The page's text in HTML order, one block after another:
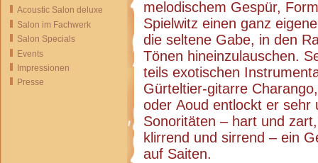
Acoustic Salon deluxe
Salon im Fachwerk
Salon Specials
Events
Impressionen
Presse
melodischem Gespür,
Spielwitz einen ganz
die seltene Gabe, in den
Tönen hineinzulauschen.
teils exotischen
Gürteltier-gitarre
oder Aoud entlockt er sehr
Sonoritäten – hart und
klirrend und sirrend – ein
auf Saiten.